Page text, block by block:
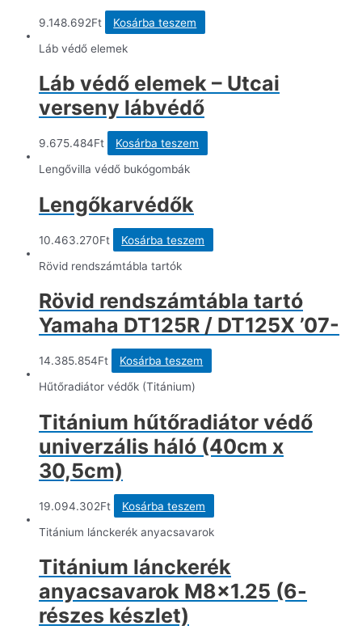
9.148.692Ft
Kosárba teszem
Láb védő elemek
Láb védő elemek – Utcai
verseny lábvédő
9.675.484Ft
Kosárba teszem
Lengővilla védő bukógombák
Lengőkarvédők
10.463.270Ft
Kosárba teszem
Rövid rendszámtábla tartók
Rövid rendszámtábla tartó
Yamaha DT125R / DT125X ’07-
14.385.854Ft
Kosárba teszem
Hűtőradiátor védők (Titánium)
Titánium hűtőradiátor védő
univerzális háló (40cm x
30,5cm)
19.094.302Ft Kosárba teszem
Titánium lánckerék anyacsavarok
Titánium lánckerék
anyacsavarok M8x1.25 (6-
részes készlet)